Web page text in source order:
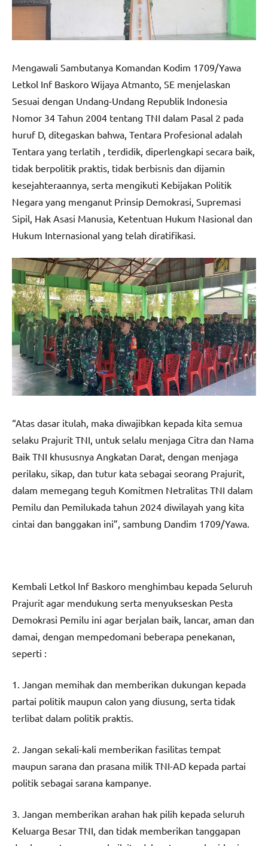
Mengawali Sambutanya Komandan Kodim 1709/Yawa
Letkol Inf Baskoro Wijaya Atmanto, SE menjelaskan
Sesuai dengan Undang-Undang Republik Indonesia
Nomor 34 Tahun 2004 tentang TNI dalam Pasal 2 pada
huruf D, ditegaskan bahwa, Tentara Profesional adalah
Tentara yang terlatih , terdidik, diperlengkapi secara baik,
tidak berpolitik praktis, tidak berbisnis dan dijamin
kesejahteraannya, serta mengikuti Kebijakan Politik
Negara yang menganut Prinsip Demokrasi, Supremasi
Sipil, Hak Asasi Manusia, Ketentuan Hukum Nasional dan
Hukum Internasional yang telah diratifikasi.
“Atas dasar itulah, maka diwajibkan kepada kita semua
selaku Prajurit TNI, untuk selalu menjaga Citra dan Nama
Baik TNI khususnya Angkatan Darat, dengan menjaga
perilaku, sikap, dan tutur kata sebagai seorang Prajurit,
dalam memegang teguh Komitmen Netralitas TNI dalam
Pemilu dan Pemilukada tahun 2024 diwilayah yang kita
cintai dan banggakan ini”, sambung Dandim 1709/Yawa.
Kembali Letkol Inf Baskoro menghimbau kepada Seluruh
Prajurit agar mendukung serta menyukseskan Pesta
Demokrasi Pemilu ini agar berjalan baik, lancar, aman dan
damai, dengan mempedomani beberapa penekanan,
seperti :
1. Jangan memihak dan memberikan dukungan kepada
partai politik maupun calon yang diusung, serta tidak
terlibat dalam politik praktis.
2. Jangan sekali-kali memberikan fasilitas tempat
maupun sarana dan prasana milik TNI-AD kepada partai
politik sebagai sarana kampanye.
3. Jangan memberikan arahan hak pilih kepada seluruh
Keluarga Besar TNI, dan tidak memberikan tanggapan